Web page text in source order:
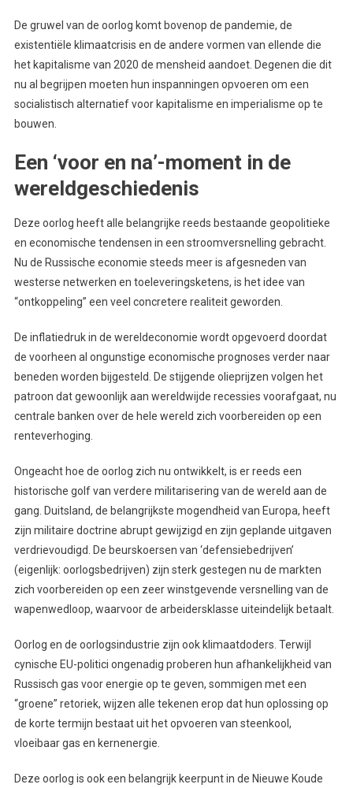
De gruwel van de oorlog komt bovenop de pandemie, de
existentiële klimaatcrisis en de andere vormen van ellende die
het kapitalisme van 2020 de mensheid aandoet. Degenen die dit
nu al begrijpen moeten hun inspanningen opvoeren om een
socialistisch alternatief voor kapitalisme en imperialisme op te
bouwen.
Een ‘voor en na’-moment in de
wereldgeschiedenis
Deze oorlog heeft alle belangrijke reeds bestaande geopolitieke
en economische tendensen in een stroomversnelling gebracht.
Nu de Russische economie steeds meer is afgesneden van
westerse netwerken en toeleveringsketens, is het idee van
“ontkoppeling” een veel concretere realiteit geworden.
De inflatiedruk in de wereldeconomie wordt opgevoerd doordat
de voorheen al ongunstige economische prognoses verder naar
beneden worden bijgesteld. De stijgende olieprijzen volgen het
patroon dat gewoonlijk aan wereldwijde recessies voorafgaat, nu
centrale banken over de hele wereld zich voorbereiden op een
renteverhoging.
Ongeacht hoe de oorlog zich nu ontwikkelt, is er reeds een
historische golf van verdere militarisering van de wereld aan de
gang. Duitsland, de belangrijkste mogendheid van Europa, heeft
zijn militaire doctrine abrupt gewijzigd en zijn geplande uitgaven
verdrievoudigd. De beurskoersen van ‘defensiebedrijven’
(eigenlijk: oorlogsbedrijven) zijn sterk gestegen nu de markten
zich voorbereiden op een zeer winstgevende versnelling van de
wapenwedloop, waarvoor de arbeidersklasse uiteindelijk betaalt.
Oorlog en de oorlogsindustrie zijn ook klimaatdoders. Terwijl
cynische EU-politici ongenadig proberen hun afhankelijkheid van
Russisch gas voor energie op te geven, sommigen met een
“groene” retoriek, wijzen alle tekenen erop dat hun oplossing op
de korte termijn bestaat uit het opvoeren van steenkool,
vloeibaar gas en kernenergie.
Deze oorlog is ook een belangrijk keerpunt in de Nieuwe Koude